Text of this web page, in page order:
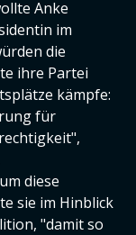
Anke
im
die
ihre Partei
kämpfe:
für
diese
sie im Hinblick
"damit so